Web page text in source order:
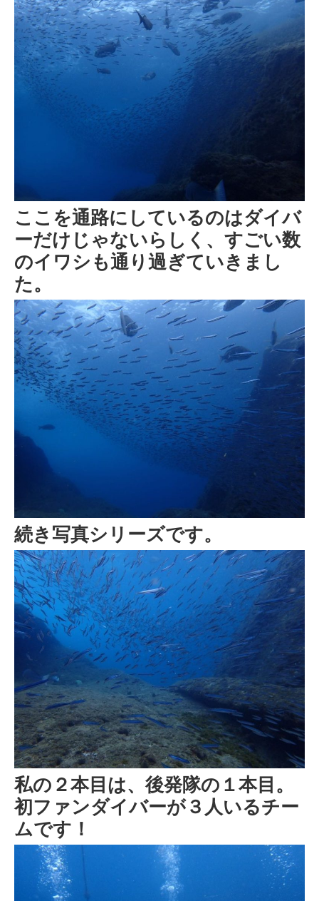
ここを通路にしているのはダイバ
ーだけじゃないらしく、すごい数
のイワシも通り過ぎていきまし
た。
続き写真シリーズです。
私の２本目は、後発隊の１本目。
初ファンダイバーが３人いるチー
ムです！